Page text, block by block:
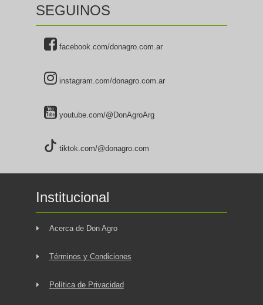
SEGUINOS
facebook.com/donagro.com.ar
instagram.com/donagro.com.ar
youtube.com/@DonAgroArg
tiktok.com/@donagro.com
Institucional
Acerca de Don Agro
Términos y Condiciones
Política de Privacidad